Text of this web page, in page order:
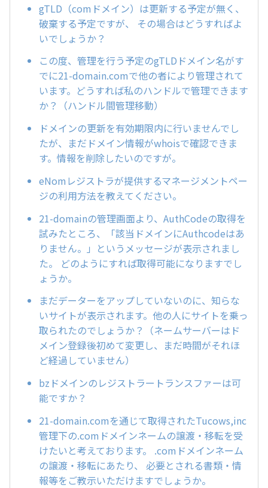
gTLD（comドメイン）は更新する予定が無く、
破棄する予定ですが、 その場合はどうすればよ
いでしょうか？
この度、管理を行う予定のgTLDドメイン名がす
でに21-domain.comで他の者により管理されて
います。どうすれば私のハンドルで管理できます
か？（ハンドル間管理移動）
ドメインの更新を有効期限内に行いませんでし
たが、まだドメイン情報がwhoisで確認できま
す。情報を削除したいのですが。
eNomレジストラが提供するマネージメントペー
ジの利用方法を教えてください。
21-domainの管理画面より、AuthCodeの取得を
試みたところ、「該当ドメインにAuthcodeはあ
りません。」というメッセージが表示されまし
た。 どのようにすれば取得可能になりますでし
ょうか。
まだデーターをアップしていないのに、知らな
いサイトが表示されます。他の人にサイトを乗っ
取られたのでしょうか？（ネームサーバーはド
メイン登録後初めて変更し、まだ時間がそれほ
ど経過していません）
bzドメインのレジストラートランスファーは可
能ですか？
21-domain.comを通じて取得されたTucows,inc
管理下の.comドメインネームの譲渡・移転を受
けたいと考えております。 .comドメインネーム
の譲渡・移転にあたり、 必要とされる書類・情
報等をご教示いただけますでしょうか。